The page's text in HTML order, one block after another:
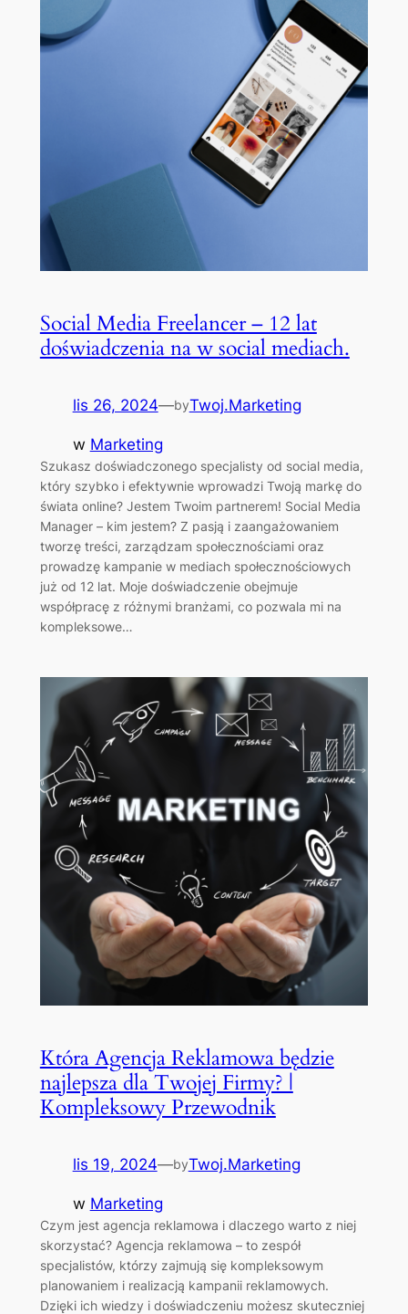
Social Media Freelancer – 12 lat
doświadczenia na w social mediach.
lis 26, 2024—byTwoj.Marketing
w Marketing
Szukasz doświadczonego specjalisty od social media,
który szybko i efektywnie wprowadzi Twoją markę do
świata online? Jestem Twoim partnerem! Social Media
Manager – kim jestem? Z pasją i zaangażowaniem
tworzę treści, zarządzam społecznościami oraz
prowadzę kampanie w mediach społecznościowych
już od 12 lat. Moje doświadczenie obejmuje
współpracę z różnymi branżami, co pozwala mi na
kompleksowe…
Która Agencja Reklamowa będzie
najlepsza dla Twojej Firmy? |
Kompleksowy Przewodnik
lis 19, 2024—byTwoj.Marketing
w Marketing
Czym jest agencja reklamowa i dlaczego warto z niej
skorzystać? Agencja reklamowa – to zespół
specjalistów, którzy zajmują się kompleksowym
planowaniem i realizacją kampanii reklamowych.
Dzięki ich wiedzy i doświadczeniu możesz skuteczniej